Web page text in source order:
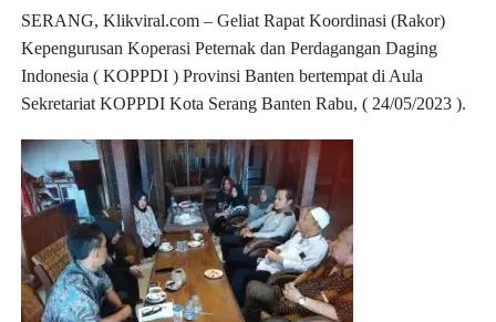
SERANG, Klikviral.com – Geliat Rapat Koordinasi (Rakor)
Kepengurusan Koperasi Peternak dan Perdagangan Daging
Indonesia ( KOPPDI ) Provinsi Banten bertempat di Aula
Sekretariat KOPPDI Kota Serang Banten Rabu, ( 24/05/2023 ).